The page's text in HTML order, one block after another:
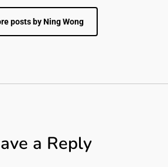
posts by Ning Wong
a Reply